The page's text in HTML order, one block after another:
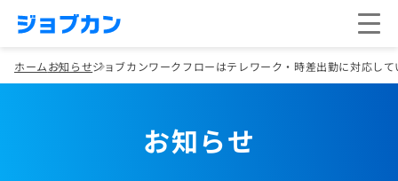
ホームお知らせジョブカンワークフローはテレワーク・時差出勤に対応して
お知らせ